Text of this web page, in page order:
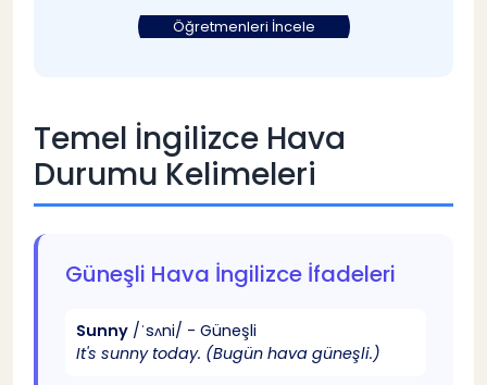
18 İngilizce Mevsimler ve Özellikleri
19 Spring İngilizce Kelimeleri
20 Summer İngilizce Terimleri
Autumn/Fall İngilizce Kelimeler
Öğretmenleri İncele
Temel İngilizce Hava
Durumu Kelimeleri
Güneşli Hava İngilizce İfadeleri
Sunny /ˈsʌni/ - Güneşli
It's sunny today. (Bugün hava güneşli.)